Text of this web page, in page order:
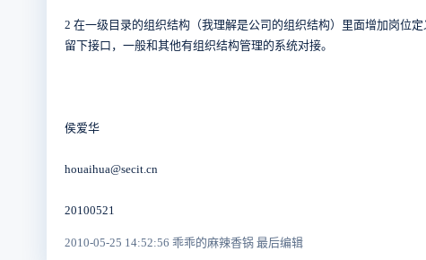
2 在一级目录的组织结构（我理解是公司的组织结构）里面增加岗位
留下接口，一般和其他有组织结构管理的系统对接。
侯爱华
houaihua@secit.cn
20100521
2010-05-25 14:52:56 乖乖的麻辣香锅 最后编辑